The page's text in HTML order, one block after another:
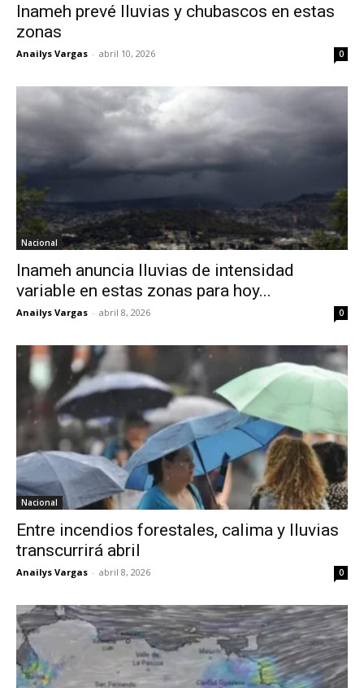
Inameh prevé lluvias y chubascos en estas
zonas
Anailys Vargas - abril 10, 2026 0
Nacional
Inameh anuncia lluvias de intensidad
variable en estas zonas para hoy...
Anailys Vargas - abril 8, 2026 0
Nacional
Entre incendios forestales, calima y lluvias
transcurrirá abril
Anailys Vargas - abril 8, 2026 0